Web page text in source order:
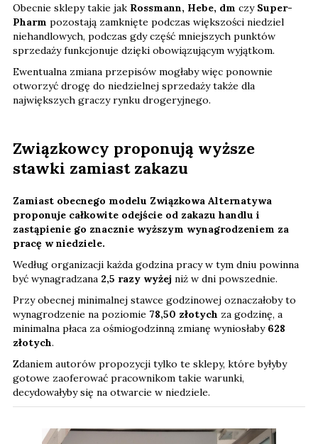
Obecnie sklepy takie jak Rossmann, Hebe, dm czy Super-
Pharm pozostają zamknięte podczas większości niedziel
niehandlowych, podczas gdy część mniejszych punktów
sprzedaży funkcjonuje dzięki obowiązującym wyjątkom.
Ewentualna zmiana przepisów mogłaby więc ponownie
otworzyć drogę do niedzielnej sprzedaży także dla
największych graczy rynku drogeryjnego.
Związkowcy proponują wyższe
stawki zamiast zakazu
Zamiast obecnego modelu Związkowa Alternatywa
proponuje całkowite odejście od zakazu handlu i
zastąpienie go znacznie wyższym wynagrodzeniem za
pracę w niedziele.
Według organizacji każda godzina pracy w tym dniu powinna
być wynagradzana 2,5 razy wyżej niż w dni powszednie.
Przy obecnej minimalnej stawce godzinowej oznaczałoby to
wynagrodzenie na poziomie 78,50 złotych za godzinę, a
minimalna płaca za ośmiogodzinną zmianę wyniosłaby 628
złotych.
Zdaniem autorów propozycji tylko te sklepy, które byłyby
gotowe zaoferować pracownikom takie warunki,
decydowałyby się na otwarcie w niedziele.